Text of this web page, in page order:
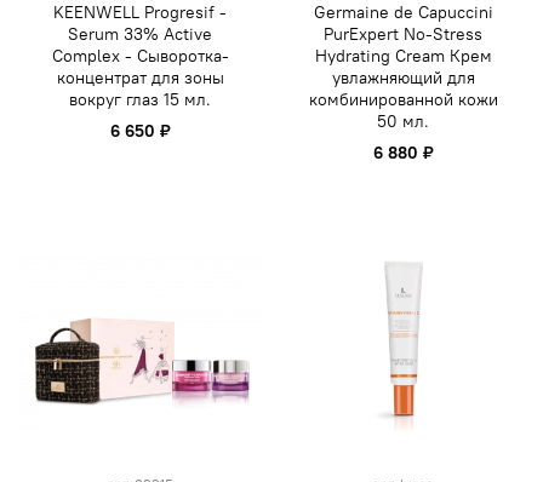
KEENWELL Progresif -
Serum 33% Active
Complex - Сыворотка-
концентрат для зоны
вокруг глаз 15 мл.
6 650 ₽
Germaine de Capuccini
PurExpert No-Stress
Hydrating Cream Крем
увлажняющий для
комбинированной кожи
50 мл.
6 880 ₽